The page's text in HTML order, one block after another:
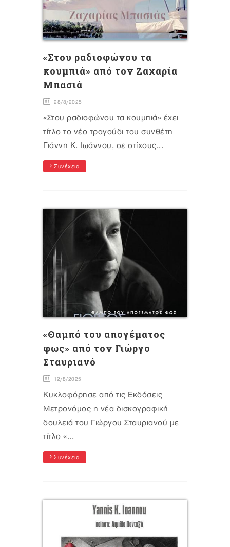
«Στου ραδιοφώνου τα
κουμπιά» από τον Ζαχαρία
Μπασιά
28/8/2025
«Στου ραδιοφώνου τα κουμπιά» έχει
τίτλο το νέο τραγούδι του συνθέτη
Γιάννη Κ. Ιωάννου, σε στίχους...
Συνέχεια
«Θαμπό του απογέματος
φως» από τον Γιώργο
Σταυριανό
12/8/2025
Κυκλοφόρησε από τις Εκδόσεις
Μετρονόμος η νέα δισκογραφική
δουλειά του Γιώργου Σταυριανού με
τίτλο «...
Συνέχεια